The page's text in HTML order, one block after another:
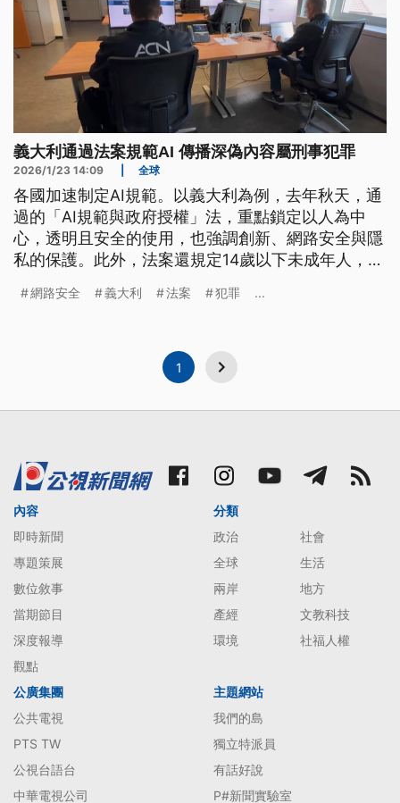
義大利通過法案規範AI 傳播深偽內容屬刑事犯罪
2026/1/23 14:09 全球
各國加速制定AI規範。以義大利為例，去年秋天，通
過的「AI規範與政府授權」法，重點鎖定以人為中
心，透明且安全的使用，也強調創新、網路安全與隱
私的保護。此外，法案還規定14歲以下未成年人，必
等罪行，訂出罰則。
網路安全 義大利 法案 犯罪 ...
1
內容
即時新聞
專題策展
數位敘事
當期節目
深度報導
觀點
分類
政治
社會
全球
生活
兩岸
地方
產經
文教科技
環境
社福人權
公廣集團
公共電視
PTS TW
公視台語台
中華電視公司
主題網站
我們的島
獨立特派員
有話好說
P#新聞實驗室